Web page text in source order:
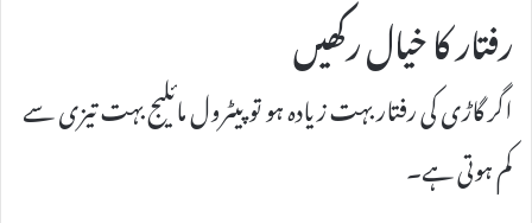
رفتار کا خیال رکھیں
اگر گاڑی کی رفتار بہت زیادہ ہو تو پیٹرول مائلیج بہت تیزی سے
کم ہوتی ہے۔